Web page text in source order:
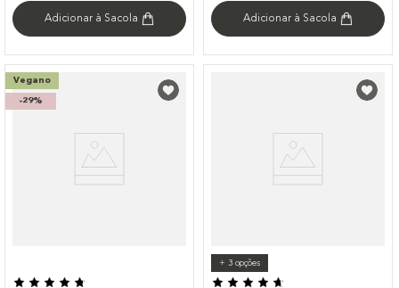
Adicionar à Sacola Adicionar à Sacola
Vegano
-29%
+ 3opções